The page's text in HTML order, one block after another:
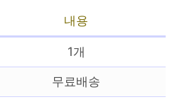
내용
1개
무료배송